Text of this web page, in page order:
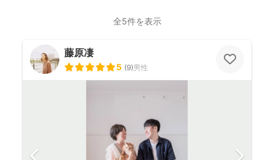
全5件を表示
藤原凄
5 (9)男性